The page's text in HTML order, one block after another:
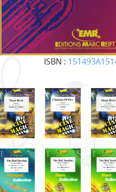
ISBN :